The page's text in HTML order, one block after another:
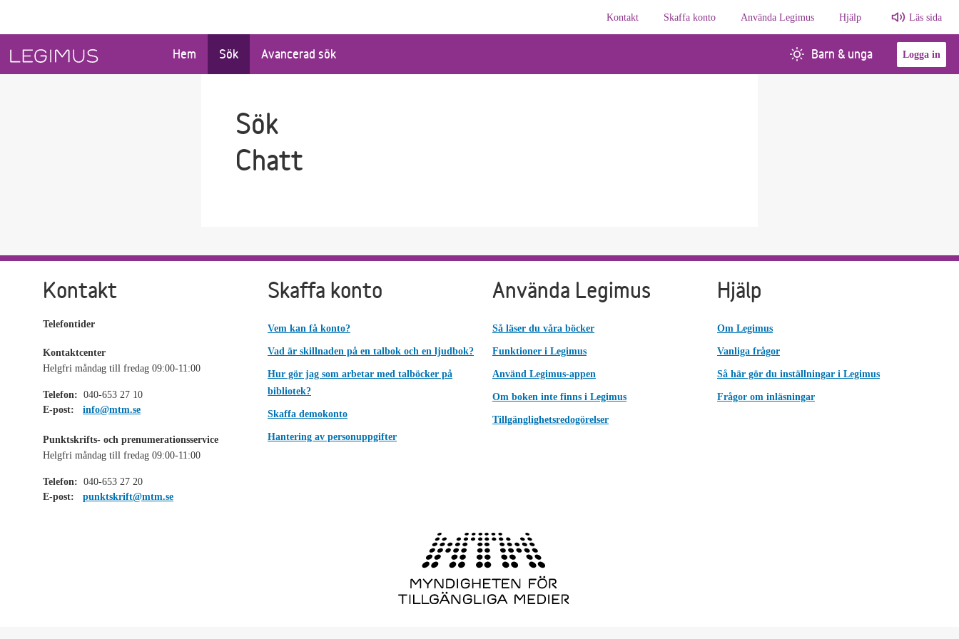
Kontakt
Skaffa konto Använda Legimus Hjälp Läs sida
Hem Sök Avancerad sök Barn & unga Logga in
Sök
Chatt
Kontakt
Telefontider
Kontaktcenter
Helgfri måndag till fredag 09:00-11:00
Telefon: 040-653 27 10
E-post:
info@mtm.se
Punktskrifts- och prenumerationsservice
Helgfri måndag till fredag 09:00-11:00
Telefon: 040-653 27 20
E-post:
punktskrift@mtm.se
Skaffa konto
Vem kan få konto?
Vad är skillnaden på en talbok och en ljudbok?
Hur gör jag som arbetar med talböcker på
bibliotek?
Skaffa demokonto
Hantering av personuppgifter
Använda Legimus
Så läser du våra böcker
Funktioner i Legimus
Använd Legimus-appen
Om boken inte finns i Legimus
Tillgänglighetsredogörelser
Hjälp
Om Legimus
Vanliga frågor
Så här gör du inställningar i Legimus
Frågor om inläsningar